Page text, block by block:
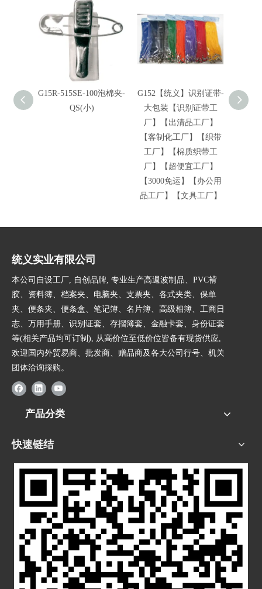
G15R-515SE-100泡棉夹-
QS(小)
G152【统义】识别证带-
大包装【识别证带工
厂】【出清品工厂】
【客制化工厂】【织带
工厂】【棉质织带工
厂】【超便宜工厂】
【3000免运】【办公用
品工厂】【文具工厂】
G20-
组【
统义实业有限公司
本公司自设工厂, 自创品牌, 专业生产高週波制品、PVC褙
胶、资料簿、档案夹、电脑夹、支票夹、各式夹类、保单
夹、便条夹、便条盒、笔记簿、名片簿、高级相簿、工商日
志、万用手册、识别证套、存摺簿套、金融卡套、身份证套
等(相关产品均可订制), 从高价位至低价位皆备有现货供应,
欢迎国内外贸易商、批发商、赠品商及各大公司行号、机关
团体洽询採购。
产品分类
快速链结